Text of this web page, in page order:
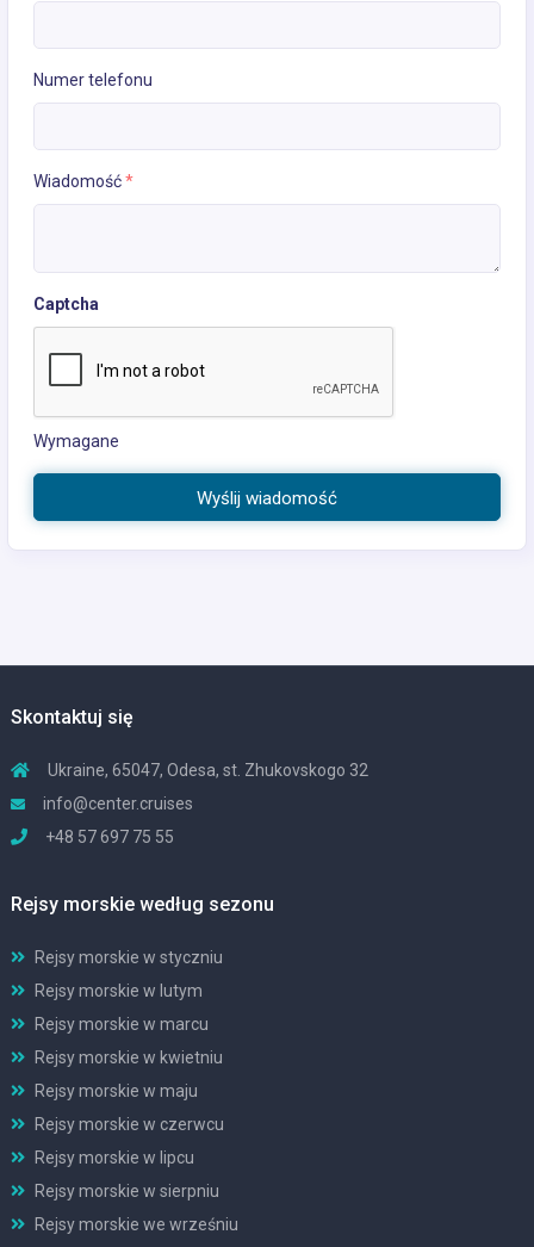
Numer telefonu
Wiadomość*
Captcha
Wymagane
Wyślij wiadomość
Skontaktuj się
Ukraine, 65047, Odesa, st. Zhukovskogo 32
info@center.cruises
+48 57 697 75 55
Rejsy morskie według sezonu
Rejsy morskie w styczniu
Rejsy morskie w lutym
Rejsy morskie w marcu
Rejsy morskie w kwietniu
Rejsy morskie w maju
Rejsy morskie w czerwcu
Rejsy morskie w lipcu
Rejsy morskie w sierpniu
Rejsy morskie we wrześniu